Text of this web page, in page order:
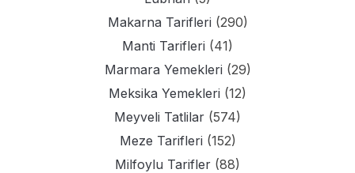
Makarna Tarifleri (290)
Manti Tarifleri (41)
Marmara Yemekleri (29)
Meksika Yemekleri (12)
Meyveli Tatlilar (574)
Meze Tarifleri (152)
Milfoylu Tarifler (88)